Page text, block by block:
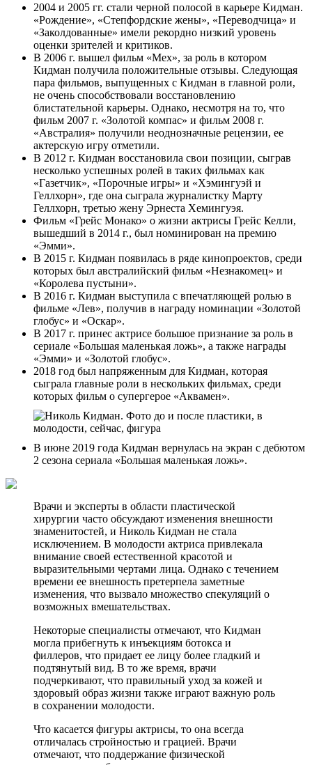
2004 и 2005 гг. стали черной полосой в карьере Кидман.
«Рождение», «Степфордские жены», «Переводчица» и
«Заколдованные» имели рекордно низкий уровень
оценки зрителей и критиков.
В 2006 г. вышел фильм «Мех», за роль в котором
Кидман получила положительные отзывы. Следующая
пара фильмов, выпущенных с Кидман в главной роли,
не очень способствовали восстановлению
блистательной карьеры. Однако, несмотря на то, что
фильм 2007 г. «Золотой компас» и фильм 2008 г.
«Австралия» получили неоднозначные рецензии, ее
актерскую игру отметили.
В 2012 г. Кидман восстановила свои позиции, сыграв
несколько успешных ролей в таких фильмах как
«Газетчик», «Порочные игры» и «Хэмингуэй и
Геллхорн», где она сыграла журналистку Марту
Геллхорн, третью жену Эрнеста Хемингуэя.
Фильм «Грейс Монако» о жизни актрисы Грейс Келли,
вышедший в 2014 г., был номинирован на премию
«Эмми».
В 2015 г. Кидман появилась в ряде кинопроектов, среди
которых был австралийский фильм «Незнакомец» и
«Королева пустыни».
В 2016 г. Кидман выступила с впечатляющей ролью в
фильме «Лев», получив в награду номинации «Золотой
глобус» и «Оскар».
В 2017 г. принес актрисе большое признание за роль в
сериале «Большая маленькая ложь», а также награды
«Эмми» и «Золотой глобус».
2018 год был напряженным для Кидман, которая
сыграла главные роли в нескольких фильмах, среди
которых фильм о супергерое «Аквамен».
В июне 2019 года Кидман вернулась на экран с дебютом
2 сезона сериала «Большая маленькая ложь».
Врачи и эксперты в области пластической
хирургии часто обсуждают изменения внешности
знаменитостей, и Николь Кидман не стала
исключением. В молодости актриса привлекала
внимание своей естественной красотой и
выразительными чертами лица. Однако с течением
времени ее внешность претерпела заметные
изменения, что вызвало множество спекуляций о
возможных вмешательствах.
Некоторые специалисты отмечают, что Кидман
могла прибегнуть к инъекциям ботокса и
филлеров, что придает ее лицу более гладкий и
подтянутый вид. В то же время, врачи
подчеркивают, что правильный уход за кожей и
здоровый образ жизни также играют важную роль
в сохранении молодости.
Что касается фигуры актрисы, то она всегда
отличалась стройностью и грацией. Врачи
отмечают, что поддержание физической